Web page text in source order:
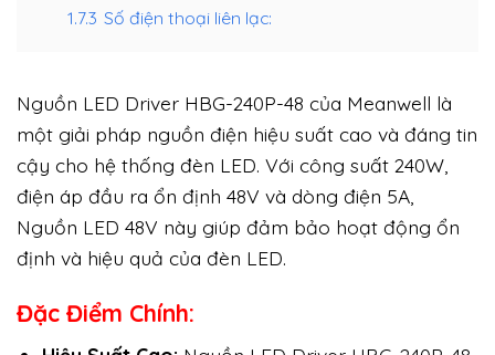
1.7.3 Số điện thoại liên lạc:
Nguồn LED Driver HBG-240P-48 của Meanwell là
một giải pháp nguồn điện hiệu suất cao và đáng tin
cậy cho hệ thống đèn LED. Với công suất 240W,
điện áp đầu ra ổn định 48V và dòng điện 5A,
Nguồn LED 48V này giúp đảm bảo hoạt động ổn
định và hiệu quả của đèn LED.
Đặc Điểm Chính: